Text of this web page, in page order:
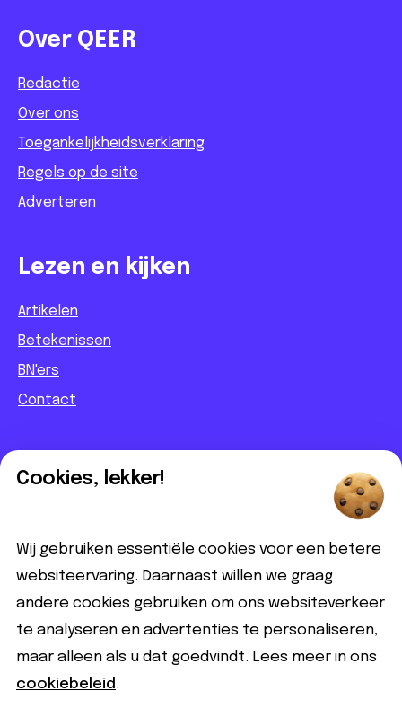
Over QEER
Redactie
Over ons
Toegankelijkheidsverklaring
Regels op de site
Adverteren
Lezen en kijken
Artikelen
Betekenissen
BN'ers
Contact
Informatief
Partnerbijdrage
Disclaimer
Volg ons
Cookies, lekker!
Wij gebruiken essentiële cookies voor een betere
websiteervaring. Daarnaast willen we graag
andere cookies gebruiken om ons websiteverkeer
te analyseren en advertenties te personaliseren,
maar alleen als u dat goedvindt. Lees meer in ons
cookiebeleid .